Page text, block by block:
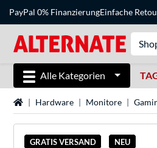
PayPal 0% FinanzierungEinfache
Alle Kategorien
StartseiteHardware Monitore
GRATIS VERSAND NEU